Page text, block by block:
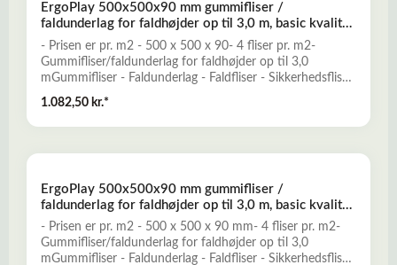
ErgoPlay 500x500x90 mm gummifliser /
faldunderlag for faldhøjder op til 3,0 m, basic kvalitet,
grøn
- Prisen er pr. m2 - 500 x 500 x 90- 4 fliser pr. m2-
Gummifliser/faldunderlag for faldhøjder op til 3,0
mGummifliser - Faldunderlag - Faldfliser - Sikkerhedsfliser
traditionelle faldunderlag, og er konstrueret til at yde
optimal falddæmpning og skridsikkerhed for opnåelse af
prisbillig løsning, der kun kræver minimal vedligeholdelse.-
Miljøvenligt og ugiftigt- Mange forskellige dekorative
farver- Vanddrænende - permeabelt- Lav brandbarhedLæs
mere her om ErgoPlay gummifliser - faldunderlag
1.082,50 kr.*
ErgoPlay 500x500x90 mm gummifliser /
faldunderlag for faldhøjder op til 3,0 m, basic kvalitet,
rød
- Prisen er pr. m2 - 500 x 500 x 90 mm- 4 fliser pr. m2-
Gummifliser/faldunderlag for faldhøjder op til 3,0
mGummifliser - Faldunderlag - Faldfliser - Sikkerhedsfliser